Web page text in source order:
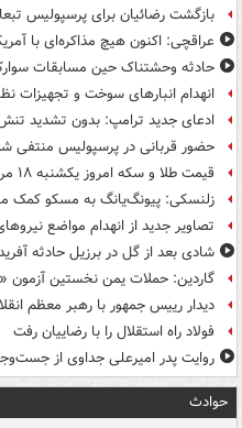
بازگشت رضائیان برای پرسپولیس
عراقچی: اکنون هیچ مذاکره‌ای با
حادثه وحشتناک حین مسابقات
انهدام انبارهای سوخت و تجهیزات
ادعای جدید ترامپ: بدون تشدید
حضور قربانی در پرسپولیس منتفی
قیمت طلا و سکه امروز یکشنبه ۱۸ مرداد ۱۴۰۵
زلنسکی: پیونگ‌یانگ به مسکو کمک
تصاویر جدید از انهدام مواضع
شادی بعد از گل در برزیل حادثه
گاردین: حملات یمن نخستین آزمون
دیدار رییس جمهور با رهبر معظم
فولاد راه استقلال را با رضاییان رفت
روایت پدر امیرعلی جداوی از
حوادث